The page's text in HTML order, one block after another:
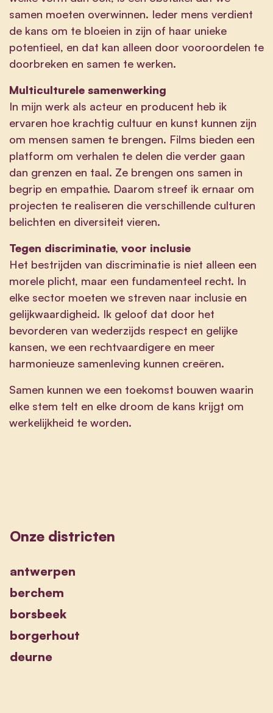
samen moeten overwinnen. Ieder mens verdient
de kans om te bloeien in zijn of haar unieke
potentieel, en dat kan alleen door vooroordelen te
doorbreken en samen te werken.
Multiculturele samenwerking
In mijn werk als acteur en producent heb ik
ervaren hoe krachtig cultuur en kunst kunnen zijn
om mensen samen te brengen. Films bieden een
platform om verhalen te delen die verder gaan
dan grenzen en taal. Ze brengen ons samen in
begrip en empathie. Daarom streef ik ernaar om
projecten te realiseren die verschillende culturen
belichten en diversiteit vieren.
Tegen discriminatie, voor inclusie
Het bestrijden van discriminatie is niet alleen een
morele plicht, maar een fundamenteel recht. In
elke sector moeten we streven naar inclusie en
gelijkwaardigheid. Ik geloof dat door het
bevorderen van wederzijds respect en gelijke
kansen, we een rechtvaardigere en meer
harmonieuze samenleving kunnen creëren.
Samen kunnen we een toekomst bouwen waarin
elke stem telt en elke droom de kans krijgt om
werkelijkheid te worden.
Onze districten
antwerpen
berchem
borsbeek
borgerhout
deurne